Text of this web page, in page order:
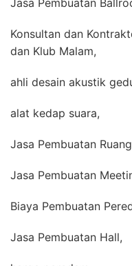
Konsultan dan
dan Klub Malam,
ahli desain akustik
alat kedap suara,
Jasa Pembuatan
Jasa Pembuatan
Biaya Pembuatan
Jasa Pembuatan Hall,